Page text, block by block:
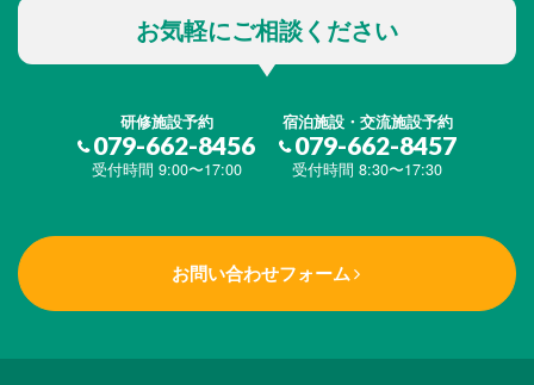
お気軽にご相談ください
研修施設予約
079-662-8456
受付時間 9:00〜17:00
宿泊施設・交流施設予約
079-662-8457
受付時間 8:30〜17:30
お問い合わせフォーム